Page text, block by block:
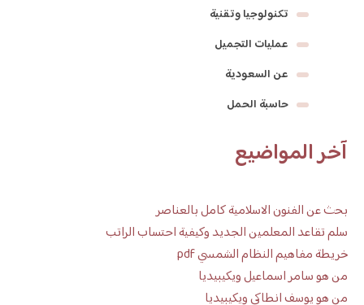
تكنولوجيا وتقنية
عمليات التجميل
عن السعودية
حاسبة الحمل
آخر المواضيع
بحث عن الفنون الاسلامية كامل بالعناصر
سلم تقاعد المعلمين الجديد وكيفية احتساب الراتب
خريطة مفاهيم النظام الشمسي pdf
من هو سامر اسماعيل ويكيبيديا
من هو يوسف انطاكي ويكيبيديا